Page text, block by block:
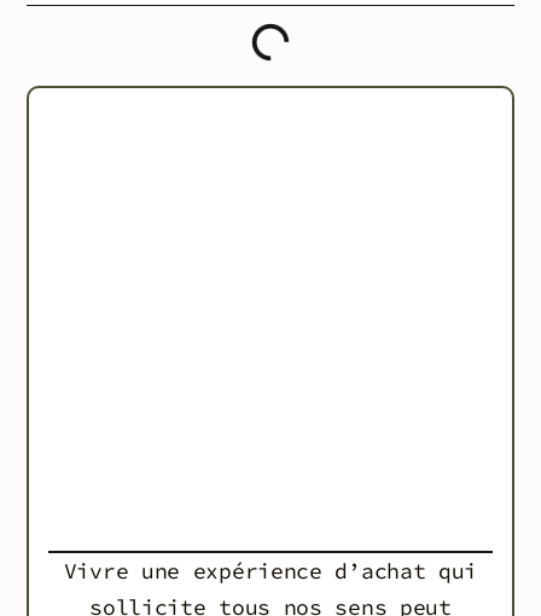
Vivre une expérience d’achat qui
sollicite tous nos sens peut